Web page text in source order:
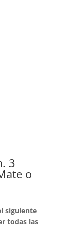
3
o
siguiente
todas las